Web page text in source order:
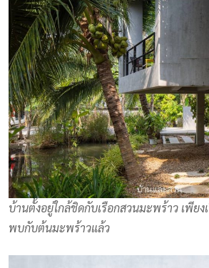
บ้านตั้งอยู่ใกล้ชิดกับเรือกสวนมะพร้าว เพีย
พบกับต้นมะพร้าวแล้ว